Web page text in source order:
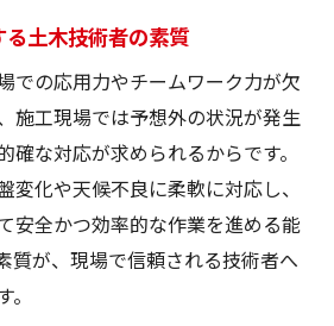
土木技術者の素質
での応用力やチームワーク力が欠
施工現場では予想外の状況が発生
確な対応が求められるからです。
変化や天候不良に柔軟に対応し、
安全かつ効率的な作業を進める能
質が、現場で信頼される技術者へ